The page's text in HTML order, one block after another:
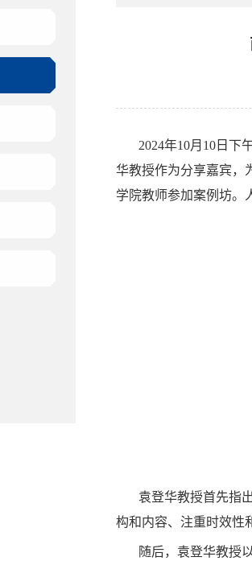
2024年10月10日下
华教授作为分享嘉宾，
学院教师参加案例坊。
袁登华教授首先指
构和内容、注重时效性
随后，袁登华教授